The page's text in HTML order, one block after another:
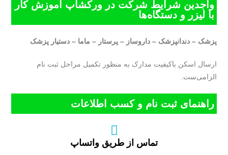
واجدین شرایط شرکت در ورکشاپ آموزش کار
با لیزر و دستگاه‌ها
پزشک – دندانپزشک – داروساز – پرستار – ماما – دستیار پزشک
ارسال اسکن باکیفیت مدارک به منظور تکمیل مراحل ثبت نام
الزامی‌ست.
راهنمای ثبت نام و کسب اطلاعات
تماس از طریق واتساپ